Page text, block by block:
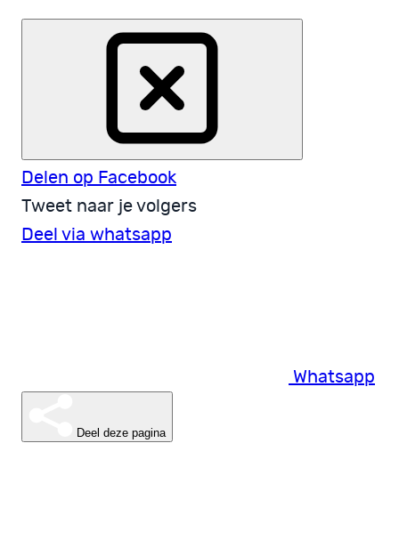
Delen op Facebook
Tweet naar je volgers
Deel via whatsapp
Whatsapp
Deel deze pagina